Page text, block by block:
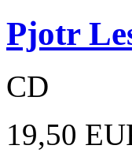
Pjotr
CD
19,50